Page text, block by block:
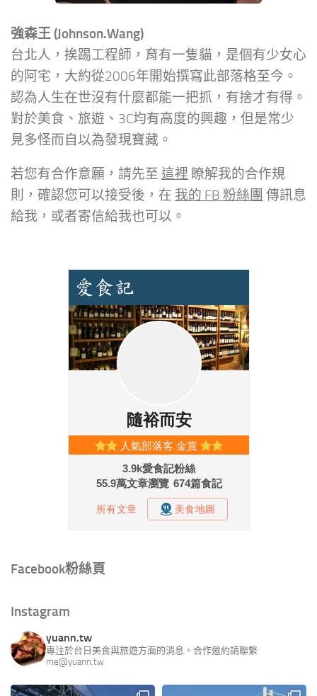
強森王 (Johnson.Wang)
台北人，挨踢工程師，育有一隻貓，是個有少女心
的阿宅，大約從2006年開始撰寫此部落格至今。
認為人生在世沒有什麼都能一把抓，有捨才有得。
對於美食、旅遊、3C均有高度的興趣，但是常少
見多怪而自以為發現寶藏。
若您有合作意願，請先至 這裡 瞭解我的合作規
則，確認您可以接受後，在 我的 FB 粉絲團 傳訊息
給我，或者寄信給我也可以。
Facebook粉絲頁
Instagram
yuann.tw
專注於台日美食與旅遊方面的消息。合作邀約請聯繫
me@yuann.tw